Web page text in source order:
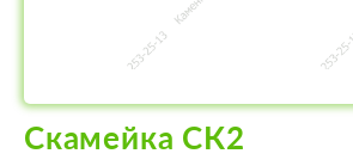
Скамейка СК2